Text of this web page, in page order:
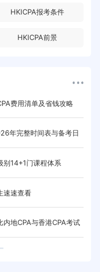
HKICPA报考条件
HKICPA前景
费用清单及省钱攻略
年完整时间表与备考日
别14+1门课程体系
速速查看
内地CPA与香港CPA考试